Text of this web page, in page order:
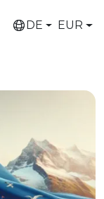
DE EUR